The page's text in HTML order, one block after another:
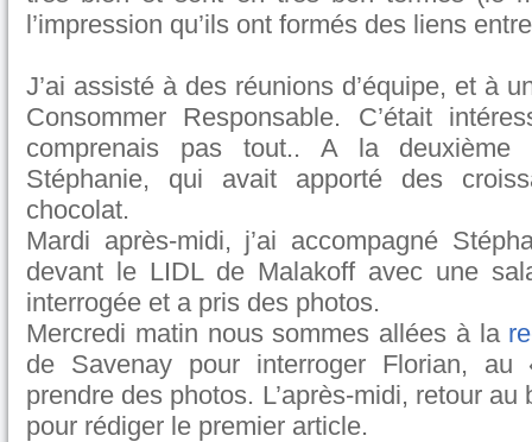
l’impression qu’ils ont formés des liens
J’ai assisté à des réunions d’équipe, et à
Consommer Responsable. C’était
comprenais pas tout.. A la deuxième
Stéphanie, qui avait apporté des
chocolat.
Mardi après-midi, j’ai accompagné
devant le LIDL de Malakoff avec une
interrogée et a pris des photos.
Mercredi matin nous sommes allées à la
de Savenay pour interroger Florian,
prendre des photos. L’après-midi, retour
pour rédiger le premier article.